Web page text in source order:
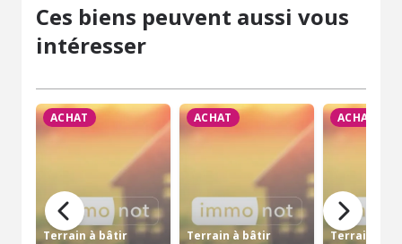
Ces biens peuvent aussi vous
intéresser
ACHAT
Terrain à bâtir
ACHAT
Terrain à bâtir
ACHAT
Terrain à